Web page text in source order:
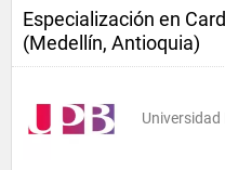
Especialización en
(Medellín, Antioquia)